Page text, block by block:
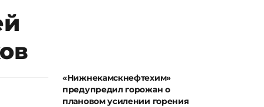
«Нижнекамскнефтехим»
предупредил горожан о
плановом усилении горения